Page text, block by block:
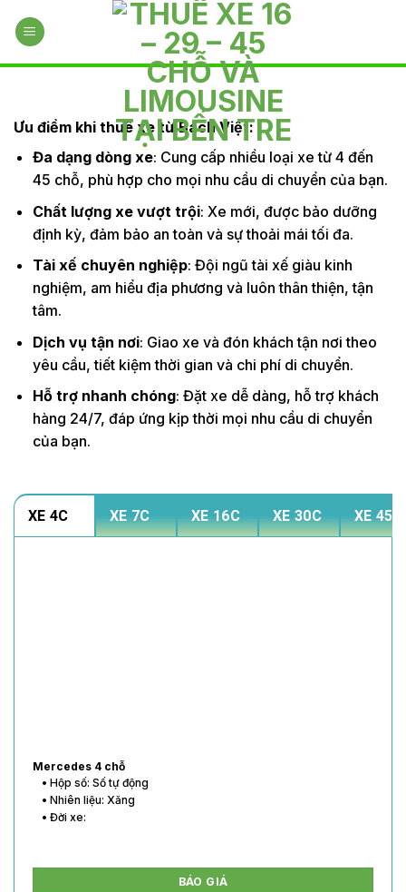
Ưu điểm khi thuê xe từ Bách Việt:
Đa dạng dòng xe: Cung cấp nhiều loại xe từ 4 đến
45 chỗ, phù hợp cho mọi nhu cầu di chuyển của bạn.
Chất lượng xe vượt trội: Xe mới, được bảo dưỡng
định kỳ, đảm bảo an toàn và sự thoải mái tối đa.
Tài xế chuyên nghiệp: Đội ngũ tài xế giàu kinh
nghiệm, am hiểu địa phương và luôn thân thiện, tận
tâm.
Dịch vụ tận nơi: Giao xe và đón khách tận nơi theo
yêu cầu, tiết kiệm thời gian và chi phí di chuyển.
Hỗ trợ nhanh chóng: Đặt xe dễ dàng, hỗ trợ khách
hàng 24/7, đáp ứng kịp thời mọi nhu cầu di chuyển
của bạn.
XE 4C XE 7C XE 16C XE 30C XE 45C
Mercedes 4 chỗ
• Hộp số: Số tự động
• Nhiên liệu: Xăng
• Đời xe:
BÁO GIÁ